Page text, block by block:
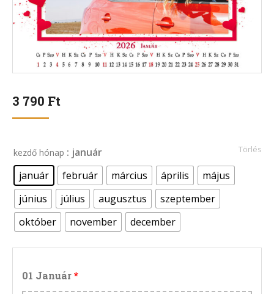
3 790 Ft
kezdő hónap : január
január
február március április
május
június
július augusztus
szeptember
október
november december
Törlés
01 Január